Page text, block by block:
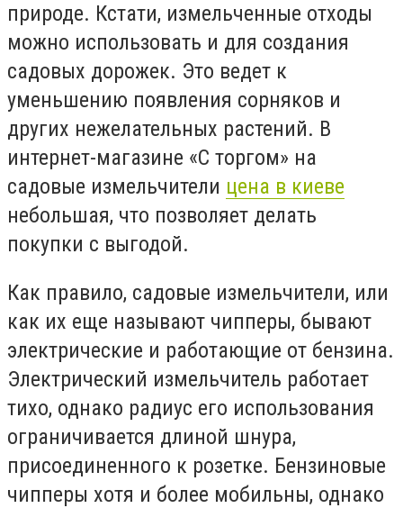
природе. Кстати, измельченные отходы
можно использовать и для создания
садовых дорожек. Это ведет к
уменьшению появления сорняков и
других нежелательных растений. В
интернет-магазине «С торгом» на
садовые измельчители цена в киеве
небольшая, что позволяет делать
покупки с выгодой.
Как правило, садовые измельчители, или
как их еще называют чипперы, бывают
электрические и работающие от бензина.
Электрический измельчитель работает
тихо, однако радиус его использования
ограничивается длиной шнура,
присоединенного к розетке. Бензиновые
чипперы хотя и более мобильны, однако